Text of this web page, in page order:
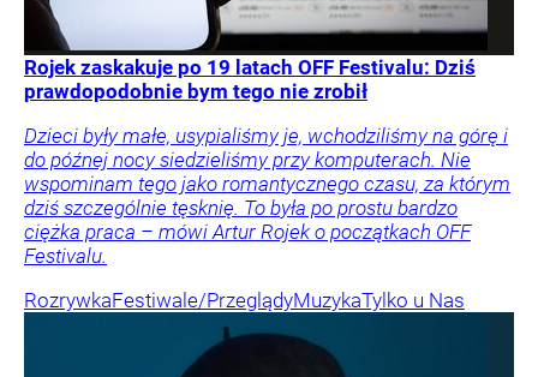
Rojek zaskakuje po 19 latach OFF Festivalu: Dziś
prawdopodobnie bym tego nie zrobił
Dzieci były małe, usypialiśmy je, wchodziliśmy na górę i
do późnej nocy siedzieliśmy przy komputerach. Nie
wspominam tego jako romantycznego czasu, za którym
dziś szczególnie tęsknię. To była po prostu bardzo
ciężka praca – mówi Artur Rojek o początkach OFF
Festivalu.
RozrywkaFestiwale/PrzeglądyMuzykaTylko u Nas